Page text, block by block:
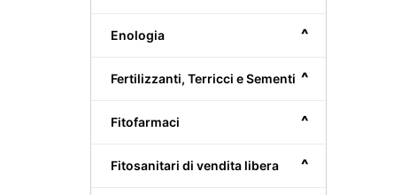
^
Enologia
^
Fertilizzanti, Terricci e Sementi
^
Fitofarmaci
^
Fitosanitari di vendita libera